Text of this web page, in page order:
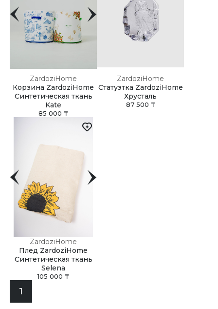
ZardoziHome
Корзина ZardoziHome
Синтетическая ткань
Kate
85 000 ₸
ZardoziHome
Статуэтка ZardoziHome
Хрусталь
87 500 ₸
ZardoziHome
Плед ZardoziHome
Синтетическая ткань
Selena
105 000 ₸
1